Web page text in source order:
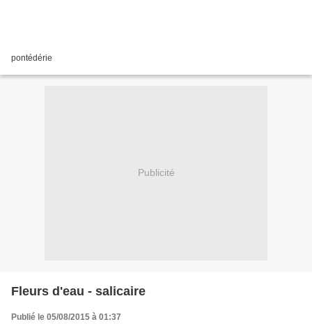
pontédérie
Publicité
Fleurs d'eau - salicaire
Publié le 05/08/2015 à 01:37